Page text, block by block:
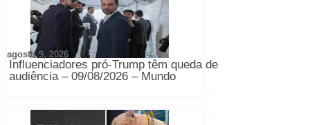
Influenciadores pró-Trump têm queda de
audiência – 09/08/2026 – Mundo
agosto 9, 2026